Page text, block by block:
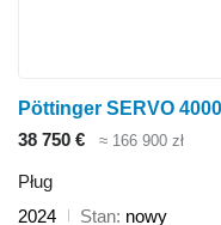
Pöttinger SERVO
38 750 €
≈ 166 900 zł
Pług
2024
Stan nowy